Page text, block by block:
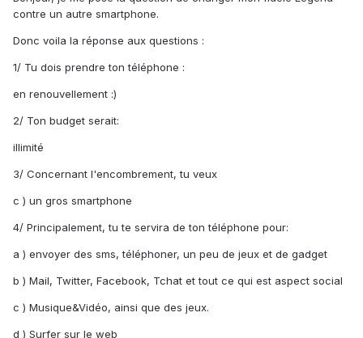
contre un autre smartphone.
Donc voila la réponse aux questions :
1/ Tu dois prendre ton téléphone :
en renouvellement :)
2/ Ton budget serait:
illimité
3/ Concernant l'encombrement, tu veux
c ) un gros smartphone
4/ Principalement, tu te servira de ton téléphone pour:
a ) envoyer des sms, téléphoner, un peu de jeux et de gadget
b ) Mail, Twitter, Facebook, Tchat et tout ce qui est aspect social
c ) Musique&Vidéo, ainsi que des jeux.
d ) Surfer sur le web